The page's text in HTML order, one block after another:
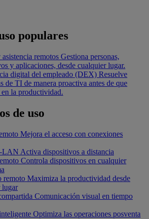
populares
remotos Gestiona personas,
y aplicaciones, desde cualquier lugar.
digital del empleado (DEX) Resuelve
de TI de manera proactiva antes de que
en la productividad.
de uso
Mejora el acceso con conexiones
LAN Activa dispositivos a distancia
Controla dispositivos en cualquier
remoto Maximiza la productividad desde
lugar
Comunicación visual en tiempo
Optimiza las operaciones posventa